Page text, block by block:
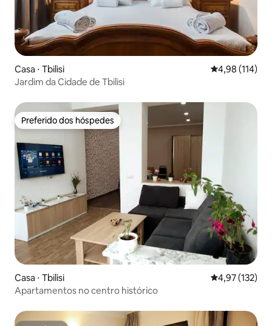
Casa ⋅ Tbilisi 4,98 de uma
4,98 (114)
Jardim da Cidade de Tbilisi
Preferido dos hóspedes
Preferido dos hóspedes
Casa ⋅ Tbilisi 4,97 de uma
4,97 (132)
Apartamentos no centro histórico